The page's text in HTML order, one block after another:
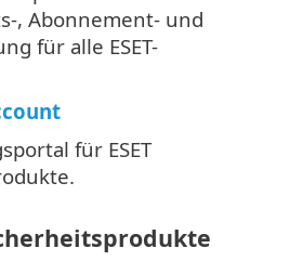
, Abonnement- und
für alle ESET-
für ESET